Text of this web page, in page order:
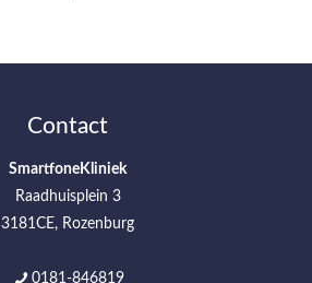
Contact
SmartfoneKliniek
Raadhuisplein 3
3181CE, Rozenburg
0181-846819